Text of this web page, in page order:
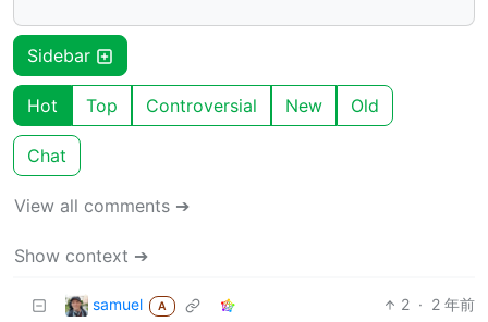
Sidebar
Hot Top Controversial New Old
Chat
View all comments ➔
Show context ➔
samuel A 2 · 2 年前